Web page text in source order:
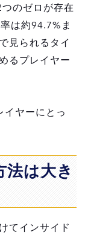
のゼロが存在
は約94.7%ま
見られるタイ
るプレイヤー
ヤーにとっ
は大き
てインサイド